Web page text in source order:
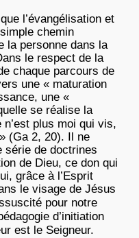
l’évangélisation et
chemin
la personne dans la
le respect de la
chaque parcours de
une « maturation
une «
se réalise la
n’est plus moi qui vis,
(Ga 2, 20). Il ne
série de doctrines
de Dieu, ce don qui
grâce à l’Esprit
le visage de Jésus
pour notre
d’initiation
est le Seigneur.